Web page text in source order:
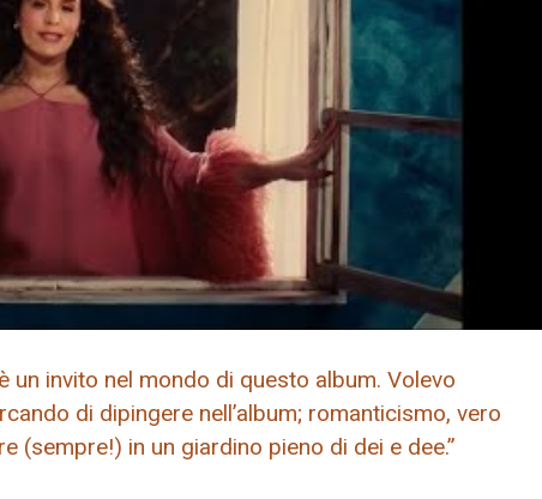
un invito nel mondo di questo album. Volevo
di dipingere nell’album; romanticismo, vero
(sempre!) in un giardino pieno di dei e dee.”